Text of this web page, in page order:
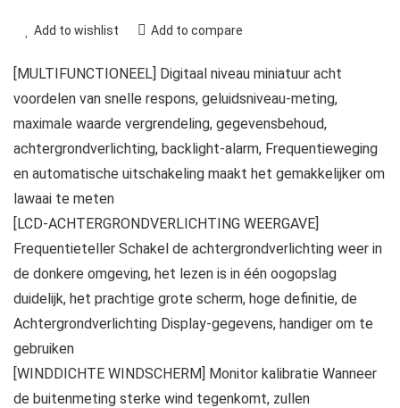
Add to wishlist Add to compare
[MULTIFUNCTIONEEL] Digitaal niveau miniatuur acht
voordelen van snelle respons, geluidsniveau-meting,
maximale waarde vergrendeling, gegevensbehoud,
achtergrondverlichting, backlight-alarm, Frequentieweging
en automatische uitschakeling maakt het gemakkelijker om
lawaai te meten
[LCD-ACHTERGRONDVERLICHTING WEERGAVE]
Frequentieteller Schakel de achtergrondverlichting weer in
de donkere omgeving, het lezen is in één oogopslag
duidelijk, het prachtige grote scherm, hoge definitie, de
Achtergrondverlichting Display-gegevens, handiger om te
gebruiken
[WINDDICHTE WINDSCHERM] Monitor kalibratie Wanneer
de buitenmeting sterke wind tegenkomt, zullen